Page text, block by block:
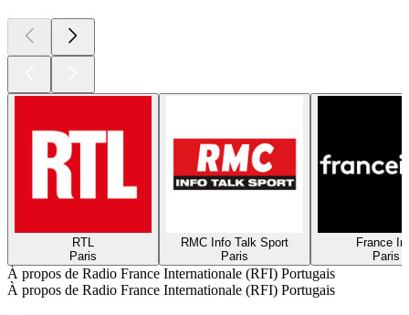
RTL
Paris
RMC Info Talk Sport
Paris
France
Paris
À propos de Radio France Internationale (RFI) Portugais
À propos de Radio France Internationale (RFI) Portugais